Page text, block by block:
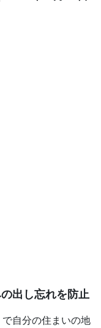
出し忘れを防止
自分の住まいの地